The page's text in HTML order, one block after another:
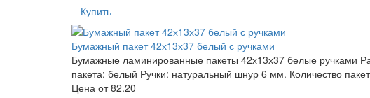
Купить
Бумажный пакет 42х13х37 белый с ручками
Бумажные ламинированные пакеты 42х13х37 белые ручками
пакета: белый Ручки: натуральный шнур 6 мм. Количество
Цена от82.20